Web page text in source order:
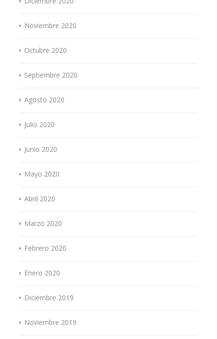
Noviembre 2020
Octubre 2020
Septiembre 2020
Agosto 2020
Julio 2020
Junio 2020
Mayo 2020
Abril 2020
Marzo 2020
Febrero 2020
Enero 2020
Diciembre 2019
Noviembre 2019